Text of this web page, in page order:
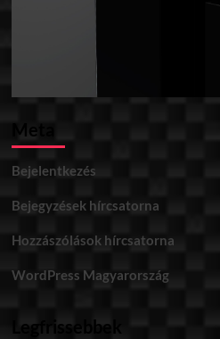
Meta
Bejelentkezés
Bejegyzések hírcsatorna
Hozzászólások hírcsatorna
WordPress Magyarország
Legfrissebbek